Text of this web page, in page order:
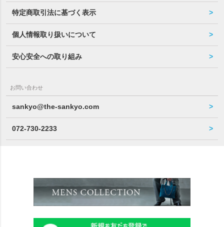
特定商取引法に基づく表示
個人情報取り扱いについて
安心安全への取り組み
お問い合わせ
sankyo@the-sankyo.com
072-730-2233